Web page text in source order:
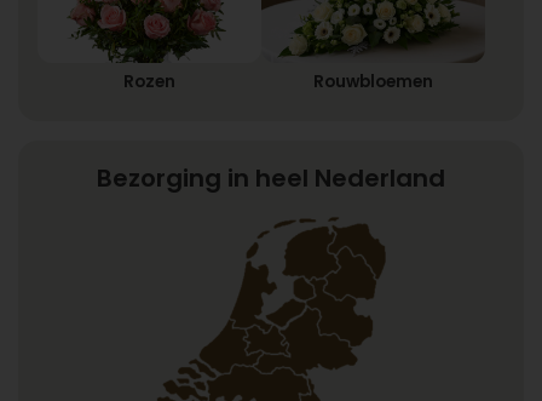
Rozen Rouwbloemen
Bezorging in heel Nederland